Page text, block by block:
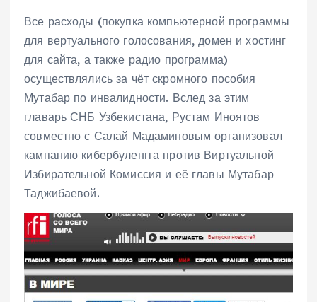
Все расходы (покупка компьютерной программы
для вертуального голосования, домен и хостинг
для сайта, а также радио программа)
осуществлялись за чёт скромного пособия
Мутабар по инвалидности. Вслед за этим
главарь СНБ Узбекистана, Рустам Иноятов
совместно с Салай Мадаминовым организовал
кампанию кибербуленгга против Виртуальной
Избирательной Комиссия и её главы Мутабар
Таджибаевой.